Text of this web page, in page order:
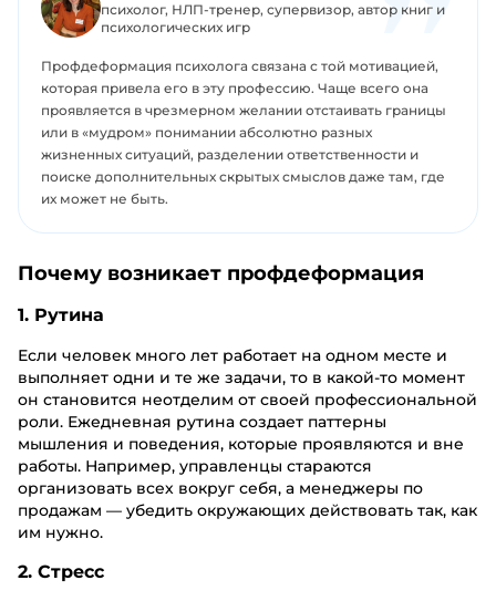
психолог, НЛП-тренер, супервизор, автор книг и
психологических игр
Профдеформация психолога связана с той мотивацией,
которая привела его в эту профессию. Чаще всего она
проявляется в чрезмерном желании отстаивать границы
или в «мудром» понимании абсолютно разных
жизненных ситуаций, разделении ответственности и
поиске дополнительных скрытых смыслов даже там, где
их может не быть.
Почему возникает профдеформация
1. Рутина
Если человек много лет работает на одном месте и
выполняет одни и те же задачи, то в какой-то момент
он становится неотделим от своей профессиональной
роли. Ежедневная рутина создает паттерны
мышления и поведения, которые проявляются и вне
работы. Например, управленцы стараются
организовать всех вокруг себя, а менеджеры по
продажам — убедить окружающих действовать так, как
им нужно.
2. Стресс